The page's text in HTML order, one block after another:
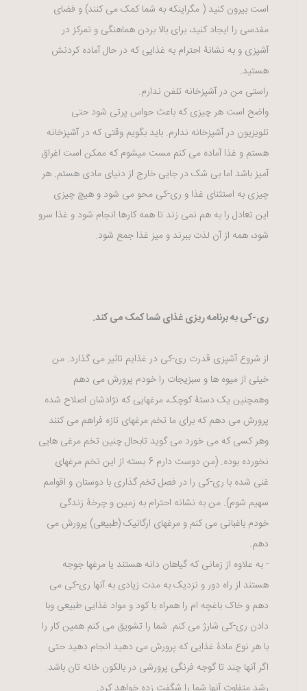
است بیرون کنید ( مگراینکه به شما کمک می کنند) و فضای
مقدسی را ایجاد کنید، برای بالا بردن هماهنگی و تمرکز در
آشپزی و به نشانۀ احترام به غذایی که در حال آماده کردنش
هستید.
راستی من در آشپزخانه تلفن ندارم.
واضح است هر چیزی که باعث حواس پرتی شود حتی
تلویزیون در آشپزخانه ندارم. باید بگویم وقتی که در آشپزخانه
هستم و غذا آماده می کنم مست میشوم که ممکن است اغراق
آمیز باشد اما بی شک در جایی خارج از دنیای مادی هستم. هر
چیزی به استثنای غذا و ری-کی محو می شود و هیچ چیزی
این تعادل را به هم نمی زند تا همه کارها انجام شود و غذا سرو
شود، همه از آن لذت ببرند و میز غذا جمع شود.
ری-کی به برنامه ریزی غذای شما کمک می کند.
از شروع آشپزی قدرت ری-کی در غذایم تاثیر می گذارد. من
خیلی از میوه ها و سبزیجات را خودم پرورش می دهم
وهمچنین یک دستۀ کوچک، مرغهایی که نژادشان اصلاح شده
پرورش می دهم که برای ما تخم مرغهای تازه فراهم می کنند
وهر کسی که می خورد می گوید تابحال چنین تخم مرغی هایی
نخورده بوده. (من دوست دارم 6 بسته از این تخم مرغهای
غنی شده با ری-کی را در فصل تخم گذاری با دوستان و اقوامم
سهیم شوم). من به نشانه احترام به زمین و چرخۀ زندگی
خودم باغبانی می کنم و مرغهای ارگانیک (طبیعی) پرورش می
دهم.
- به علاوه از زمانی که گیاهان دانه هستند یا مرغها جوجه
هستند از راه دور و نزدیک به مدت زیادی به آنها ری-کی می
دهم و خاک باغچه ام را همراه با کود و مواد غذایی طبیعی وبا
دادن ری-کی شارژ می کنم. شما را تشویق می کنم همین کار را
با هر نوع مادۀ غذایی که پرورش می دهید انجام دهید حتی
اگر آنها چند تا گوجه فرنگی پرورشی در بالکون خانه تان باشد.